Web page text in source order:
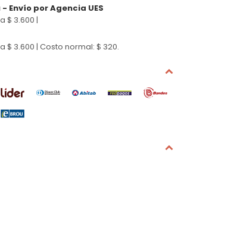
Envío por Agencia UES
$ 3.600 |
$ 3.600 | Costo normal: $ 320.